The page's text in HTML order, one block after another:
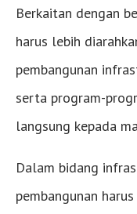
Berkaitan dengan
harus lebih
pembangunan
serta program-
langsung kepada
Dalam bidang
pembangunan